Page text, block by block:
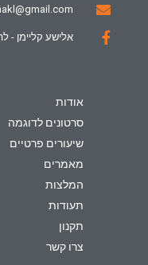
אלישע קליימן -
אודות
סרטונים לדוגמה
שיעורים פרטיים
מאמרים
המלצות
תעודות
תקנון
צרו קשר